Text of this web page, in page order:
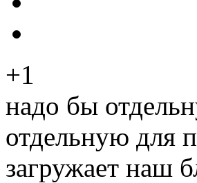
+1
надо бы
отдельную для
загружает наш